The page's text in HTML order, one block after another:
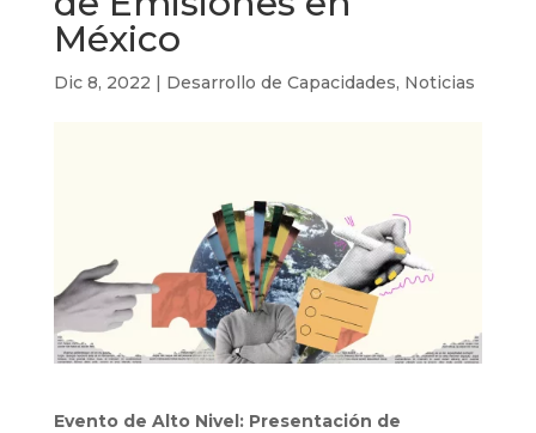
México
Dic 8, 2022 | Desarrollo de Capacidades, Noticias
Evento de Alto Nivel: Presentación de